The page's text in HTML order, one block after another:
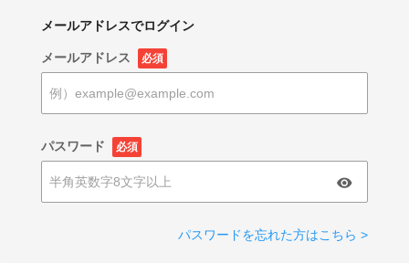
メールアドレスでログイン
メールアドレス 必須
パスワード 必須
パスワードを忘れた方はこちら >